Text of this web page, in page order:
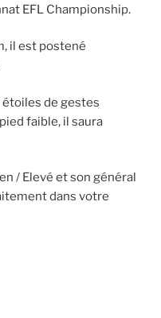
EFL Championship.
il est postené
étoiles de gestes
faible, il saura
/ Elevé et son général
dans votre